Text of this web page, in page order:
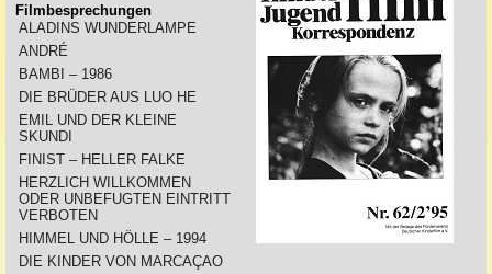
Filmbesprechungen
ALADINS WUNDERLAMPE
ANDRÉ
BAMBI – 1986
DIE BRÜDER AUS LUO HE
EMIL UND DER KLEINE
SKUNDI
FINIST – HELLER FALKE
HERZLICH WILLKOMMEN
ODER UNBEFUGTEN EINTRITT
VERBOTEN
HIMMEL UND HÖLLE – 1994
DIE KINDER VON MARCAÇAO